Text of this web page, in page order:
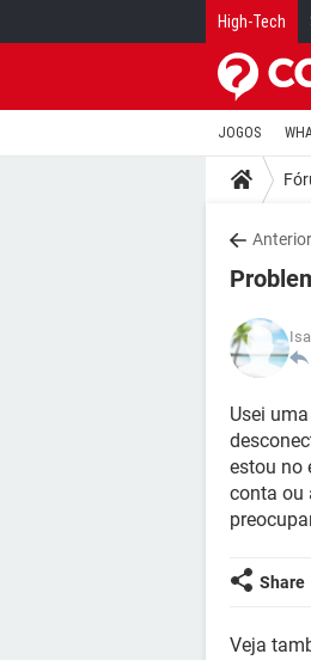
High-Tech
JOGOS
Anterior
Usei
estou no
conta ou
Share
Veja